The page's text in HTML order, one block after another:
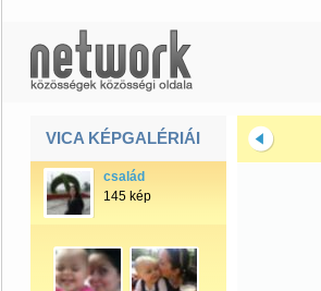
VICA KÉPGALÉRIÁI
család
145 kép